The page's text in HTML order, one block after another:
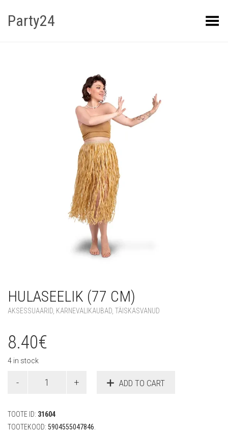
Party24 Kuva menüü
HULASEELIK (77 CM)
AKSESSUAARID, KARNEVALIKAUBAD, TÄISKASVANUD
8.40€
4 in stock
(77
ADD TO CART
TOOTE ID: 31604
TOOTEKOOD: 5904555047846.